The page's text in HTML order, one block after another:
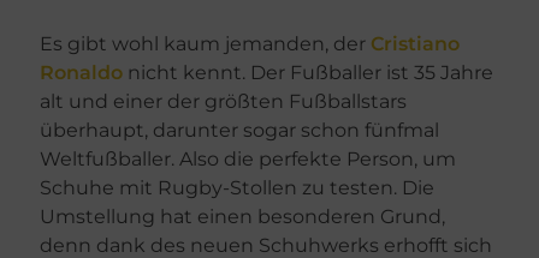
Es gibt wohl kaum jemanden, der Cristiano
Ronaldo nicht kennt. Der Fußballer ist 35 Jahre
alt und einer der größten Fußballstars
überhaupt, darunter sogar schon fünfmal
Weltfußballer. Also die perfekte Person, um
Schuhe mit Rugby-Stollen zu testen. Die
Umstellung hat einen besonderen Grund,
denn dank des neuen Schuhwerks erhofft sich